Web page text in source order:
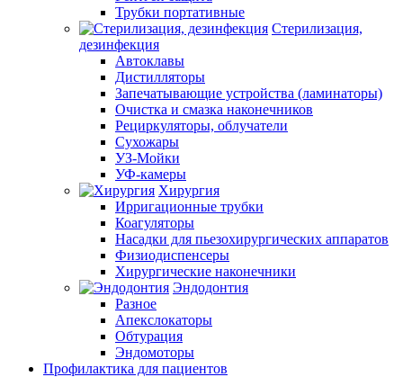
Трубки портативные
Стерилизация,
дезинфекция
Автоклавы
Дистилляторы
Запечатывающие устройства (ламинаторы)
Очистка и смазка наконечников
Рециркуляторы, облучатели
Сухожары
УЗ-Мойки
УФ-камеры
Хирургия
Ирригационные трубки
Коагуляторы
Насадки для пьезохирургических аппаратов
Физиодиспенсеры
Хирургические наконечники
Эндодонтия
Разное
Апекслокаторы
Обтурация
Эндомоторы
Профилактика для пациентов